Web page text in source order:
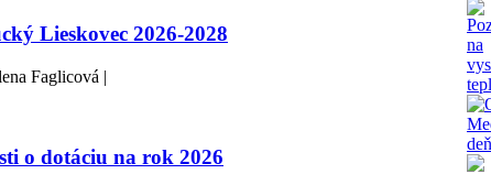
Lieskovec 2026-2028
Faglicová |
o dotáciu na rok 2026